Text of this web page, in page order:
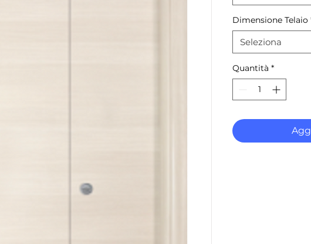
Dimensione Telaio
Seleziona
Quantità *